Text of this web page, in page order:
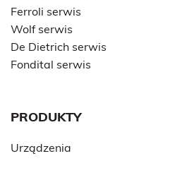
Ferroli serwis
Wolf serwis
De Dietrich serwis
Fondital serwis
PRODUKTY
Urządzenia